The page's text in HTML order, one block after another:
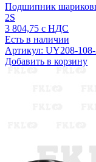
Подшипник
2S
3 804,75 с НДС
Есть в наличии
Артикул: UY208-108-
Добавить в корзину